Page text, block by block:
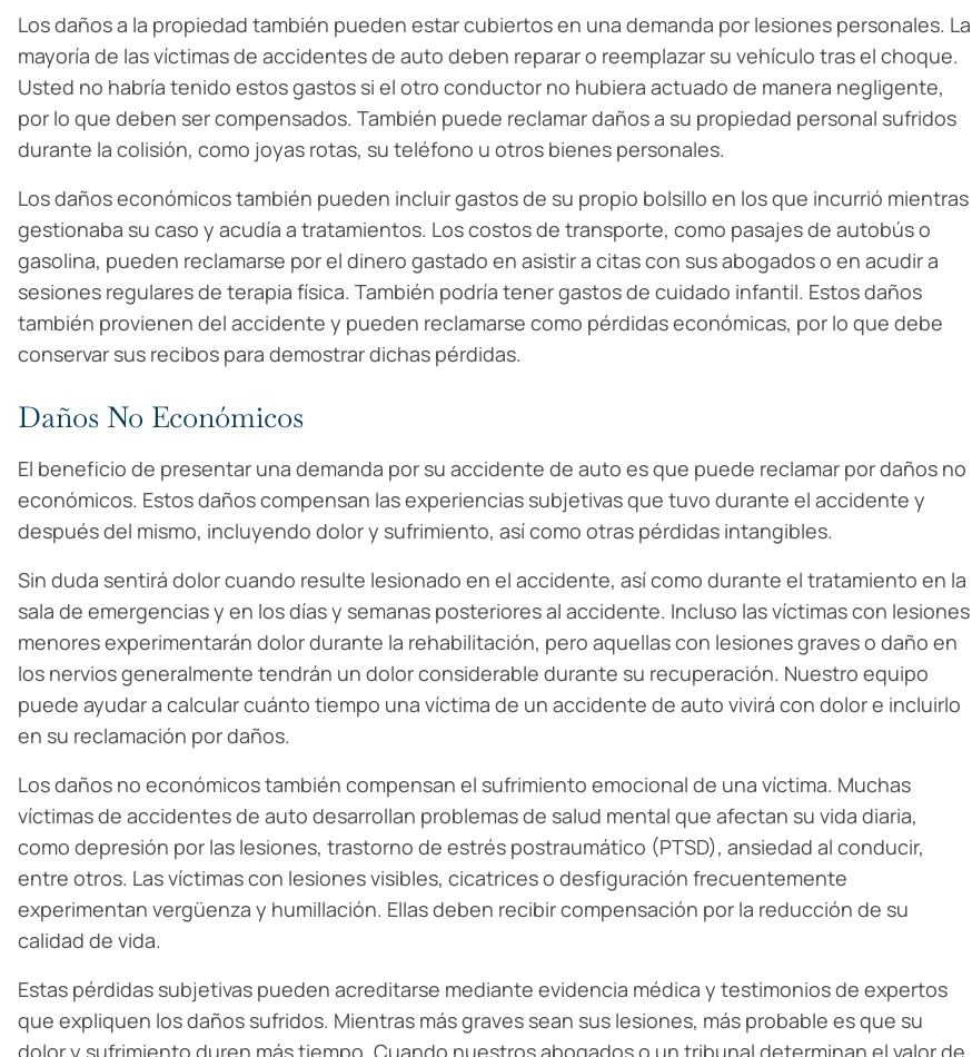
Los daños a la propiedad también pueden estar cubiertos en una demanda por lesiones personales. La
mayoría de las víctimas de accidentes de auto deben reparar o reemplazar su vehículo tras el choque.
Usted no habría tenido estos gastos si el otro conductor no hubiera actuado de manera negligente,
por lo que deben ser compensados. También puede reclamar daños a su propiedad personal sufridos
durante la colisión, como joyas rotas, su teléfono u otros bienes personales.
Los daños económicos también pueden incluir gastos de su propio bolsillo en los que incurrió mientras
gestionaba su caso y acudía a tratamientos. Los costos de transporte, como pasajes de autobús o
gasolina, pueden reclamarse por el dinero gastado en asistir a citas con sus abogados o en acudir a
sesiones regulares de terapia física. También podría tener gastos de cuidado infantil. Estos daños
también provienen del accidente y pueden reclamarse como pérdidas económicas, por lo que debe
conservar sus recibos para demostrar dichas pérdidas.
Daños No Económicos
El beneficio de presentar una demanda por su accidente de auto es que puede reclamar por daños no
económicos. Estos daños compensan las experiencias subjetivas que tuvo durante el accidente y
después del mismo, incluyendo dolor y sufrimiento, así como otras pérdidas intangibles.
Sin duda sentirá dolor cuando resulte lesionado en el accidente, así como durante el tratamiento en la
sala de emergencias y en los días y semanas posteriores al accidente. Incluso las víctimas con lesiones
menores experimentarán dolor durante la rehabilitación, pero aquellas con lesiones graves o daño en
los nervios generalmente tendrán un dolor considerable durante su recuperación. Nuestro equipo
puede ayudar a calcular cuánto tiempo una víctima de un accidente de auto vivirá con dolor e incluirlo
en su reclamación por daños.
Los daños no económicos también compensan el sufrimiento emocional de una víctima. Muchas
víctimas de accidentes de auto desarrollan problemas de salud mental que afectan su vida diaria,
como depresión por las lesiones, trastorno de estrés postraumático (PTSD), ansiedad al conducir,
entre otros. Las víctimas con lesiones visibles, cicatrices o desfiguración frecuentemente
experimentan vergüenza y humillación. Ellas deben recibir compensación por la reducción de su
calidad de vida.
Estas pérdidas subjetivas pueden acreditarse mediante evidencia médica y testimonios de expertos
que expliquen los daños sufridos. Mientras más graves sean sus lesiones, más probable es que su
dolor y sufrimiento duren más tiempo. Cuando nuestros abogados o un tribunal determinan el valor de